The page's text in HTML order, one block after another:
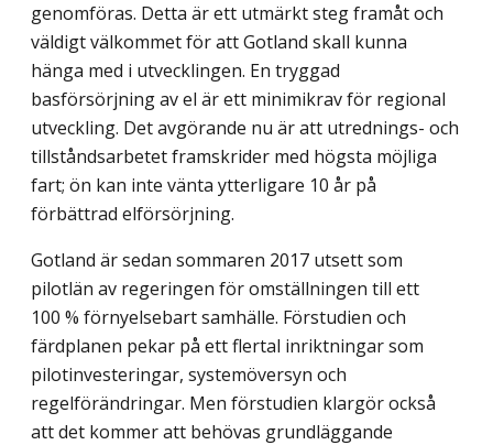
genomföras. Detta är ett utmärkt steg framåt och
väldigt välkommet för att Gotland skall kunna
hänga med i utvecklingen. En tryggad
basförsörjning av el är ett minimikrav för regional
utveckling. Det avgörande nu är att utrednings- och
tillståndsarbetet framskrider med högsta möjliga
fart; ön kan inte vänta ytterligare 10 år på
förbättrad elförsörjning.
Gotland är sedan sommaren 2017 utsett som
pilotlän av regeringen för omställningen till ett
100 % förnyelsebart samhälle. Förstudien och
färdplanen pekar på ett flertal inriktningar som
pilotinvesteringar, systemöversyn och
regelförändringar. Men för­studien klargör också
att det kommer att behövas grundläggande